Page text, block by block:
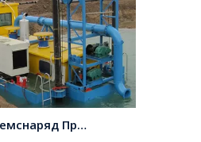
Рефулерный земснаряд Производители Китай
всасывания